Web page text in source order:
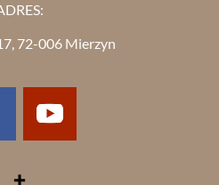
72-006 Mierzyn